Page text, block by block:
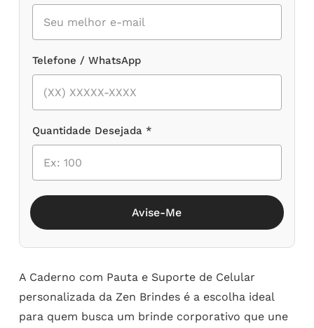
Telefone / WhatsApp
Quantidade Desejada *
Avise-Me
A Caderno com Pauta e Suporte de Celular
personalizada da Zen Brindes é a escolha ideal
para quem busca um brinde corporativo que une